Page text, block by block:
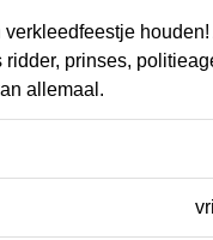
verkleedfeestje
ridder, prinses,
allemaal.